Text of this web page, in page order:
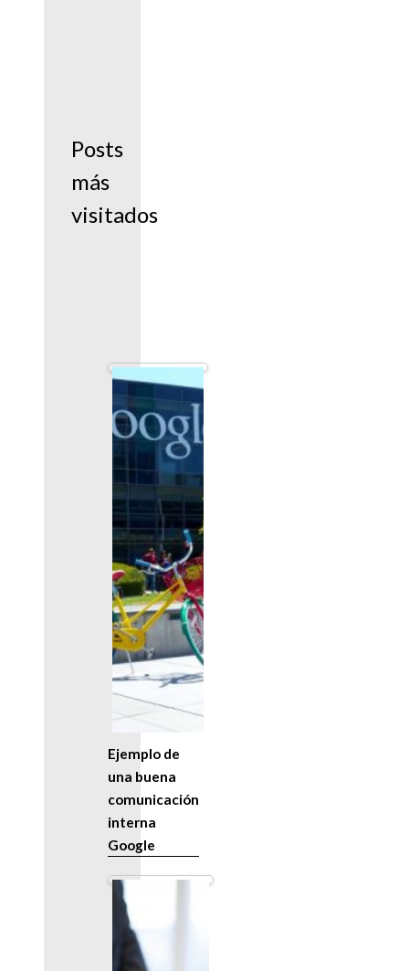
Posts
más
visitados
Ejemplo de
una buena
comunicación
interna
Google